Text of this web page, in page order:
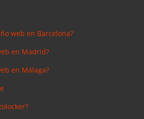
web en Barcelona?
en Madrid?
en Málaga?